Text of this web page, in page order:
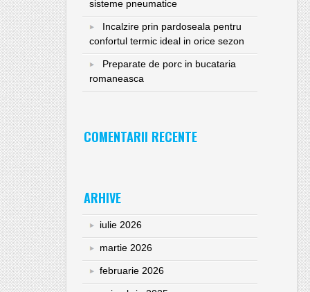
sisteme pneumatice
Incalzire prin pardoseala pentru
confortul termic ideal in orice sezon
Preparate de porc in bucataria
romaneasca
COMENTARII RECENTE
ARHIVE
iulie 2026
martie 2026
februarie 2026